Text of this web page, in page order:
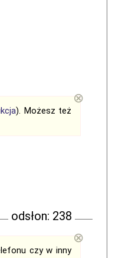
). Możesz też
⊗
odsłon: 238
czy w inny
⊗